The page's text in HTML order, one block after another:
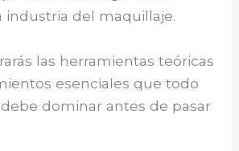
industria del maquillaje.
las herramientas teóricas
esenciales que todo
dominar antes de pasar